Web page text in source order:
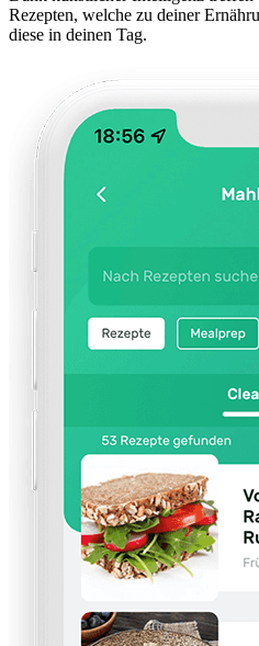
Rezepten, welche zu deiner
diese in deinen Tag.